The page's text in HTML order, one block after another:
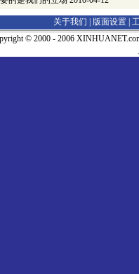
关于我们 | 版面设置
© 2000 - 2006